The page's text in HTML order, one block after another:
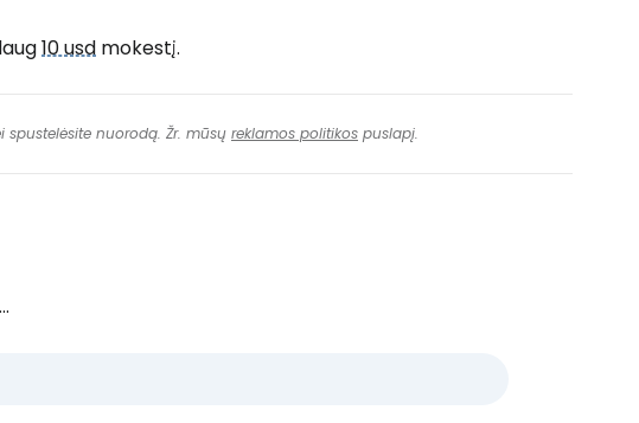
10 usd mokestį.
nuorodą. Žr. mūsų reklamos politikos puslapį.